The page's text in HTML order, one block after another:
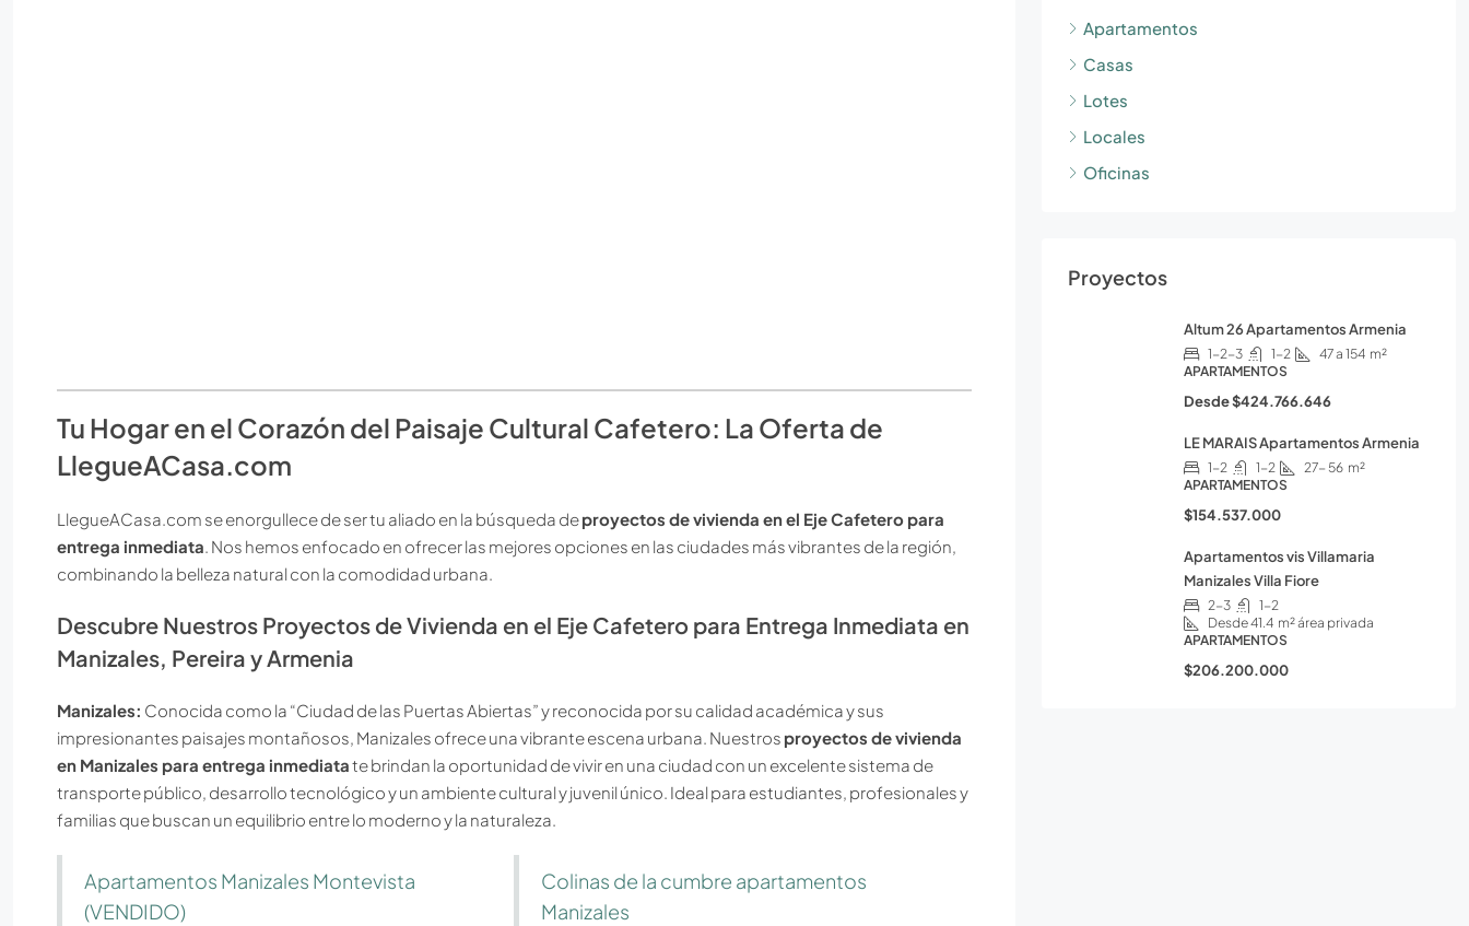
Tu Hogar en el Corazón del Paisaje Cultural Cafetero: La Oferta de
LlegueACasa.com
LlegueACasa.com se enorgullece de ser tu aliado en la búsqueda deproyectos de vivienda en el Eje Cafetero para
entrega inmediata. Nos hemos enfocado en ofrecer las mejores opciones en las ciudades más vibrantes de la región,
combinando la belleza natural con la comodidad urbana.
Descubre Nuestros Proyectos de Vivienda en el Eje Cafetero para Entrega Inmediata en
Manizales, Pereira y Armenia
Manizales: Conocida como la “Ciudad de las Puertas Abiertas” y reconocida por su calidad académica y sus
impresionantes paisajes montañosos, Manizales ofrece una vibrante escena urbana. Nuestros proyectos de vivienda
en Manizales para entrega inmediatate brindan la oportunidad de vivir en una ciudad con un excelente sistema de
transporte público, desarrollo tecnológico y un ambiente cultural y juvenil único. Ideal para estudiantes, profesionales y
familias que buscan un equilibrio entre lo moderno y la naturaleza.
Apartamentos Manizales Montevista
(VENDIDO)
Colinas de la cumbre apartamentos
Manizales
Apartamentos
Casas
Lotes
Locales
Oficinas
Proyectos
Altum 26 Apartamentos Armenia
1-2-3 1-2 47 a 154 m²
APARTAMENTOS
Desde$424.766.646
LE MARAIS Apartamentos Armenia
1-2 1-2 27- 56 m²
APARTAMENTOS
$154.537.000
Apartamentos vis Villamaria
Manizales Villa Fiore
2-3
1-2
Desde 41.4 m² área privada
APARTAMENTOS
$206.200.000